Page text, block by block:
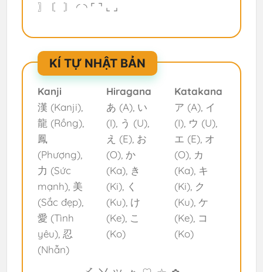
〗 〘 〙 ◜ ◝ ⌜ ⌝ ⌞ ⌟
KÍ TỰ NHẬT BẢN
Kanji
漢 (Kanji),
龍 (Rồng),
鳳
(Phượng),
力 (Sức
mạnh), 美
(Sắc đẹp),
愛 (Tình
yêu), 忍
(Nhẫn)
Hiragana
あ (A), い
(I), う (U),
え (E), お
(O), か
(Ka), き
(Ki), く
(Ku), け
(Ke), こ
(Ko)
Katakana
ア (A), イ
(I), ウ (U),
エ (E), オ
(O), カ
(Ka), キ
(Ki), ク
(Ku), ケ
(Ke), コ
(Ko)